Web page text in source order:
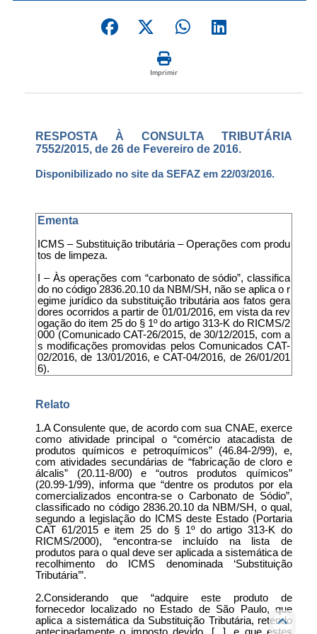
Imprimir
RESPOSTA À CONSULTA TRIBUTÁRIA
7552/2015, de 26 de Fevereiro de 2016.
Disponibilizado no site da SEFAZ em 22/03/2016.
Ementa
ICMS – Substituição tributária – Operações com produ
tos de limpeza.
I – Às operações com “carbonato de sódio”, classifica
do no código 2836.20.10 da NBM/SH, não se aplica o r
egime jurídico da substituição tributária aos fatos gera
dores ocorridos a partir de 01/01/2016, em vista da rev
ogação do item 25 do § 1º do artigo 313-K do RICMS/2
000 (Comunicado CAT-26/2015, de 30/12/2015, com a
s modificações promovidas pelos Comunicados CAT-
02/2016, de 13/01/2016, e CAT-04/2016, de 26/01/201
6).
Relato
1.A Consulente que, de acordo com sua CNAE, exerce
como atividade principal o “comércio atacadista de
produtos químicos e petroquímicos” (46.84-2/99), e,
com atividades secundárias de “fabricação de cloro e
álcalis” (20.11-8/00) e “outros produtos químicos”
(20.99-1/99), informa que “dentre os produtos por ela
comercializados encontra-se o Carbonato de Sódio”,
classificado no código 2836.20.10 da NBM/SH, o qual,
segundo a legislação do ICMS deste Estado (Portaria
CAT 61/2015 e item 25 do § 1º do artigo 313-K do
RICMS/2000), “encontra-se incluído na lista de
produtos para o qual deve ser aplicada a sistemática de
recolhimento do ICMS denominada ‘Substituição
Tributária’”.
2.Considerando que “adquire este produto de
fornecedor localizado no Estado de São Paulo, que
aplica a sistemática da Substituição Tributária, retendo